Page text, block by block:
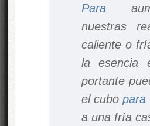
Para
nuestras
caliente o
la esencia
portante
el cubopara
a una fría